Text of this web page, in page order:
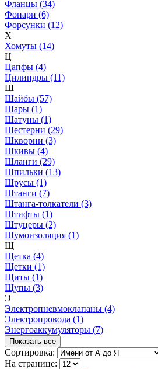
Фланцы (34)
Фонари (6)
Форсунки (12)
Х
Хомуты (14)
Ц
Цапфы (4)
Цилиндры (11)
Ш
Шайбы (57)
Шары (1)
Шатуны (1)
Шестерни (29)
Шкворни (3)
Шкивы (4)
Шланги (29)
Шпильки (13)
Шрусы (1)
Штанги (7)
Штанга-толкатели (3)
Штифты (1)
Штуцеры (2)
Шумоизоляция (1)
Щ
Щетка (4)
Щетки (1)
Щиты (1)
Щупы (3)
Э
Электропневмоклапаны (4)
Электропровода (1)
Энергоаккумуляторы (7)
Показать все
Сортировка:
На странице: